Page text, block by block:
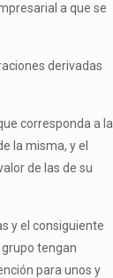
a que se
derivadas
corresponda a la
la misma, y el
de las de su
y el consiguiente
tengan
para unos y